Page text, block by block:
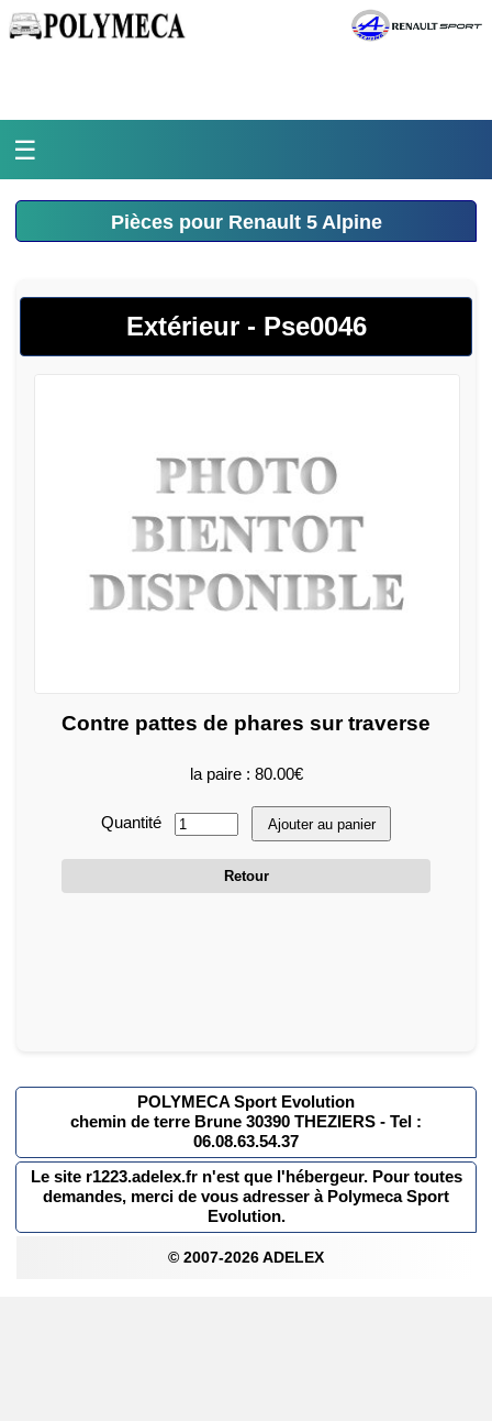
☰
Accueil
La médiathèque
L'histoire
Pièces pour Renault 5 Alpine
Extérieur - Pse0046
Contre pattes de phares sur traverse
la paire : 80.00€
Quantité Ajouter au panier
Retour
POLYMECA Sport Evolution
chemin de terre Brune 30390 THEZIERS - Tel :
06.08.63.54.37
Le site r1223.adelex.fr n'est que l'hébergeur. Pour toutes
demandes, merci de vous adresser à Polymeca Sport
Evolution.
© 2007-2026 ADELEX